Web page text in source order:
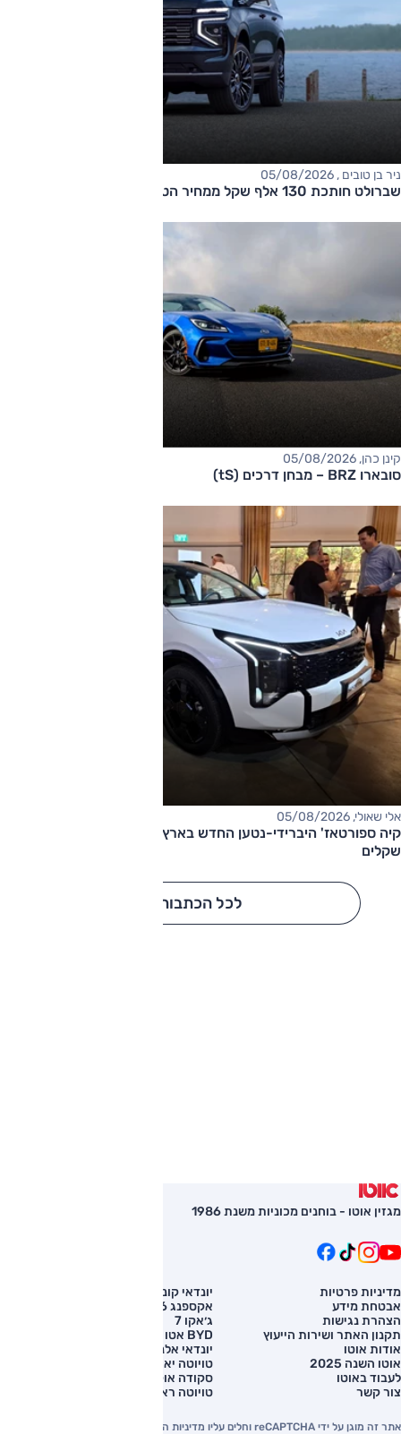
ניר בן טובים , 05/08/2026
שברולט חותכת 130 אלף שקל ממחיר הטאהו
קינן כהן, 05/08/2026
סובארו BRZ – מבחן דרכים (tS)
אלי שאולי, 05/08/2026
שקלים
לכל הכתבות
מגזין אוטו - בוחנים מכוניות משנת 1986
מדיניות פרטיות
אבטחת מידע
הצהרת נגישות
תקנון האתר ושירות הייעוץ
אודות אוטו
אוטו השנה 2025
לעבוד באוטו
צור קשר
יונדאי קונה
אקספנג G6
ג׳אקו 7
BYD אטו 3
יונדאי אלנטרה
טויוטה יאריס קרוס
סקודה אוקטביה
טויוטה ראב 4
אתר זה מוגן על ידי reCAPTCHA וחלים עליו מדיניות הפרטיות והתנאים וההגבלות של